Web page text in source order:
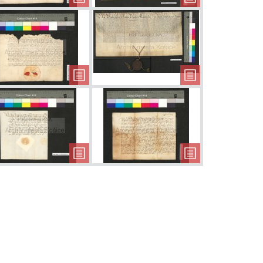
o uvedení
prepošta
Vymenovanie
nového prepošta
listiny G-
nr. 10
Darovanie
Moldavy nad
Bodvou a Sene
Prepis
Contributio
Poverenie na